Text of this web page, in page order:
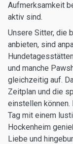
Aufmerksamkeit
aktiv sind.
Unsere Sitter, die
anbieten, sind
und manche
gleichzeitig auf.
Zeitplan und die
einstellen
Tag mit einem
Hockenheim
Liebe und